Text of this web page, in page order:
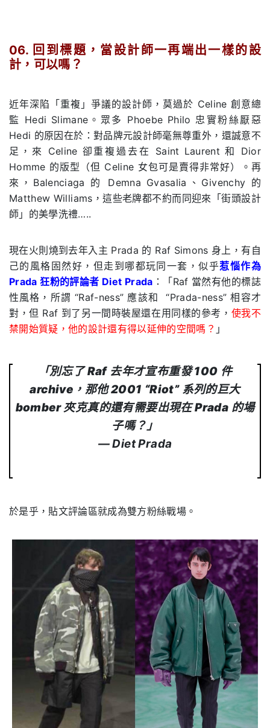
06. 回到標題，當設計師一再端出一樣的設
計，可以嗎？
近年深陷「重複」爭議的設計師，莫過於 Celine 創意總
監 Hedi Slimane。眾多 Phoebe Philo 忠實粉絲厭惡
Hedi 的原因在於：對品牌元設計師毫無尊重外，還誠意不
足，來 Celine 卻重複過去在 Saint Laurent 和 Dior
Homme 的版型（但 Celine 女包可是賣得非常好）。再
來，Balenciaga 的 Demna Gvasalia、Givenchy 的
Matthew Williams，這些老牌都不約而同迎來「街頭設計
師」的美學洗禮…..
現在火則燒到去年入主 Prada 的 Raf Simons 身上，有自
己的風格固然好，但走到哪都玩同一套，似乎惹惱作為
Prada 狂粉的評論者 Diet Prada ：「Raf 當然有他的標誌
性風格，所謂 “Raf-ness” 應該和
“Prada-ness” 相容才
對，但 Raf 到了另一間時裝屋還在用同樣的參考， 使我不
禁開始質疑，他的設計還有得以延伸的空間嗎？ 」
「別忘了 Raf 去年才宣布重發 100 件
archive，那他 2001 “Riot” 系列的巨大
bomber 夾克真的還有需要出現在 Prada 的場
子嗎？」
— Diet Prada
於是乎，貼文評論區就成為雙方粉絲戰場。